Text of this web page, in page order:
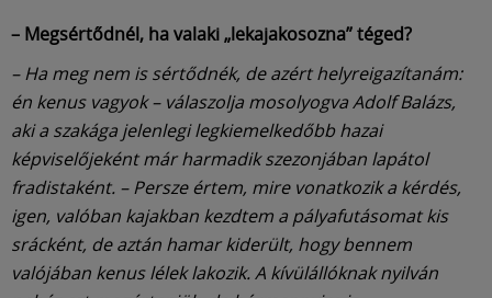
– Megsértődnél, ha valaki „lekajakosozna” téged?
– Ha meg nem is sértődnék, de azért helyreigazítanám:
én kenus vagyok – válaszolja mosolyogva Adolf Balázs,
aki a szakága jelenlegi legkiemelkedőbb hazai
képviselőjeként már harmadik szezonjában lapátol
fradistaként. – Persze értem, mire vonatkozik a kérdés,
igen, valóban kajakban kezdtem a pályafutásomat kis
srácként, de aztán hamar kiderült, hogy bennem
valójában kenus lélek lakozik. A kívülállóknak nyilván